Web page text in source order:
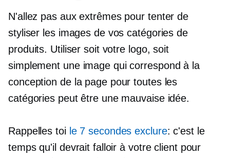
N'allez pas aux extrêmes pour tenter de
styliser les images de vos catégories de
produits. Utiliser soit votre logo, soit
simplement une image qui correspond à la
conception de la page pour toutes les
catégories peut être une mauvaise idée.
Rappelles toi le 7 secondes exclure: c'est le
temps qu'il devrait falloir à votre client pour